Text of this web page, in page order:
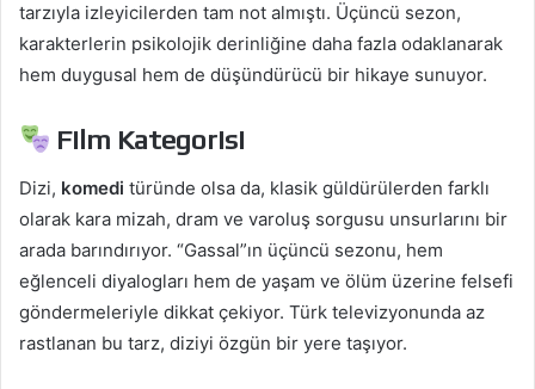
tarzıyla izleyicilerden tam not almıştı. Üçüncü sezon,
karakterlerin psikolojik derinliğine daha fazla odaklanarak
hem duygusal hem de düşündürücü bir hikaye sunuyor.
Film Kategorisi
Dizi, komedi türünde olsa da, klasik güldürülerden farklı
olarak kara mizah, dram ve varoluş sorgusu unsurlarını bir
arada barındırıyor. “Gassal”ın üçüncü sezonu, hem
eğlenceli diyalogları hem de yaşam ve ölüm üzerine felsefi
göndermeleriyle dikkat çekiyor. Türk televizyonunda az
rastlanan bu tarz, diziyi özgün bir yere taşıyor.